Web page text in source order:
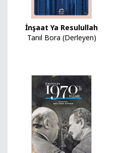
İnşaat Ya Resulullah
Tanıl Bora (Derleyen)